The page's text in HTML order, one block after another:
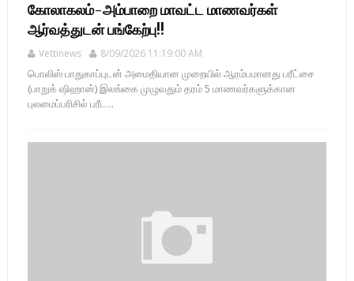
கோலாகலம்-அம்பாறை மாவட்ட மாணவர்கள்
ஆர்வத்துடன் பங்கேற்பு!!
Vettinews 8/09/2026 11:19:00 AM
பொலிஸ் பாதுகாப்புடன் அமைதியான முறையில் ஆரம்பமானது பரீட்சை
(பாறுக் ஷிஹான்) இலங்கை முழுவதும் தரம் 5 மாணவர்களுக்கான
புலமைப்பரிசில் பரீட...